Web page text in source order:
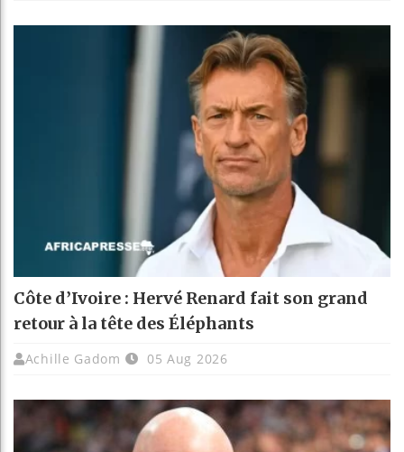
Côte d’Ivoire : Hervé Renard fait son grand
retour à la tête des Éléphants
Achille Gadom 05 Aug 2026